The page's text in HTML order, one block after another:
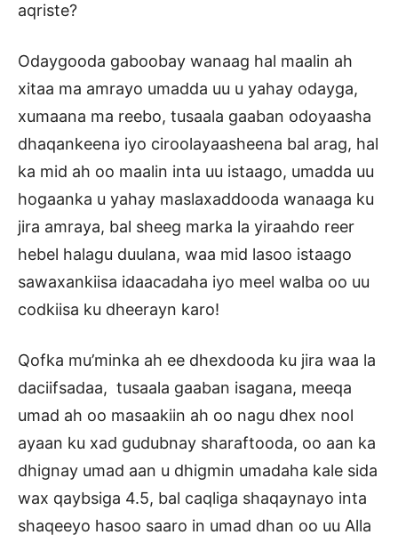
aqriste?
Odaygooda gaboobay wanaag hal maalin ah
xitaa ma amrayo umadda uu u yahay odayga,
xumaana ma reebo, tusaala gaaban odoyaasha
dhaqankeena iyo ciroolayaasheena bal arag, hal
ka mid ah oo maalin inta uu istaago, umadda uu
hogaanka u yahay maslaxaddooda wanaaga ku
jira amraya, bal sheeg marka la yiraahdo reer
hebel halagu duulana, waa mid lasoo istaago
sawaxankiisa idaacadaha iyo meel walba oo uu
codkiisa ku dheerayn karo!
Qofka mu’minka ah ee dhexdooda ku jira waa la
daciifsadaa, tusaala gaaban isagana, meeqa
umad ah oo masaakiin ah oo nagu dhex nool
ayaan ku xad gudubnay sharaftooda, oo aan ka
dhignay umad aan u dhigmin umadaha kale sida
wax qaybsiga 4.5, bal caqliga shaqaynayo inta
shaqeeyo hasoo saaro in umad dhan oo uu Alla